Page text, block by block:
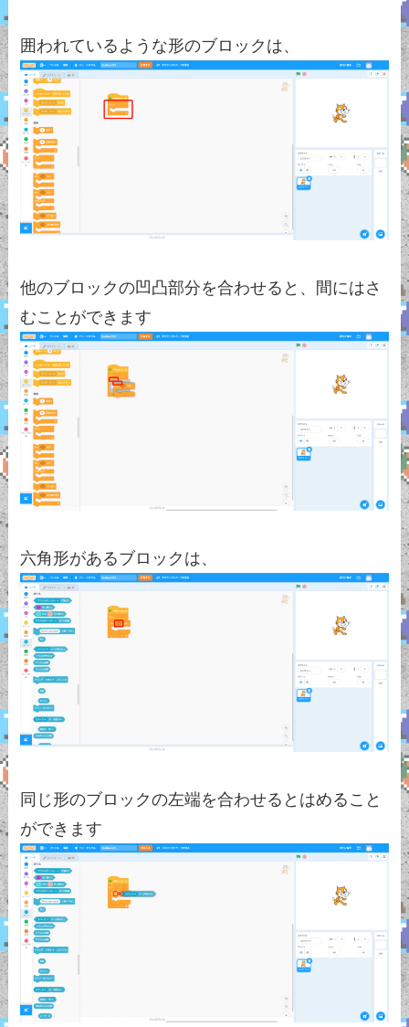
囲われているような形のブロックは、
他のブロックの凹凸部分を合わせると、間にはさ
むことができます
六角形があるブロックは、
同じ形のブロックの左端を合わせるとはめること
ができます